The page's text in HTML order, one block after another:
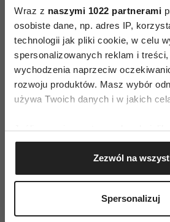
Wraz z naszymi 1022 partnerami
osobiste dane, np. adres IP,
technologii jak pliki cookie, w celu
spersonalizowanych reklam i
wychodzenia naprzeciw
rozwoju produktów. Masz wybór
używa Twoich danych i w jakich
Jeśli wyrazisz na to zgodę,
Gromadzić dane dotyczące
geograficznej z dokładnością
Identyfikować Twoje
(fingerprinting, czyli wirtualny
Zezwól na
Spersonalizuj
cofnąć czasu ani
czynów; że za błędy się płaci. I
żeby troszczyć się o innych,
za późno. Wzruszająca i mądra
Kołczewska;
2013,